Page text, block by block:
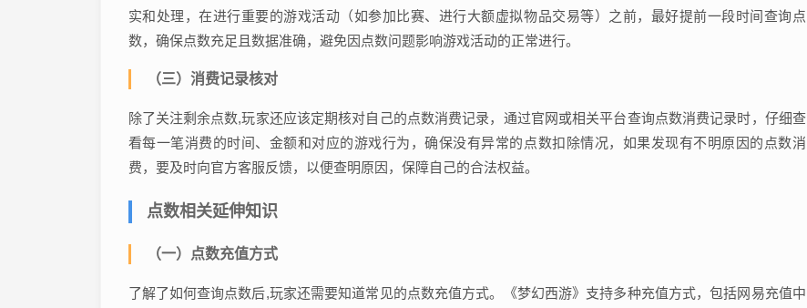
实和处理，在进行重要的游戏活动（如参加比赛、进行大额虚拟物品交易等）之前，最好提前一段时间查询点
数，确保点数充足且数据准确，避免因点数问题影响游戏活动的正常进行。
（三）消费记录核对
除了关注剩余点数,玩家还应该定期核对自己的点数消费记录，通过官网或相关平台查询点数消费记录时，仔细查
看每一笔消费的时间、金额和对应的游戏行为，确保没有异常的点数扣除情况，如果发现有不明原因的点数消
费，要及时向官方客服反馈，以便查明原因，保障自己的合法权益。
点数相关延伸知识
（一）点数充值方式
了解了如何查询点数后,玩家还需要知道常见的点数充值方式。《梦幻西游》支持多种充值方式，包括网易充值中